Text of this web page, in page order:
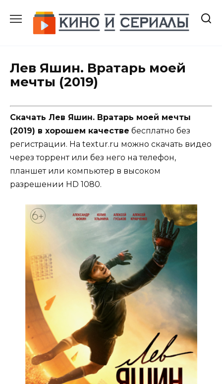
содержанию
Лев Яшин. Вратарь моей
мечты (2019)
Скачать Лев Яшин. Вратарь моей мечты
(2019) в хорошем качестве бесплатно без
регистрации. На textur.ru можно скачать видео
через торрент или без него на телефон,
планшет или компьютер в высоком
разрешении HD 1080.